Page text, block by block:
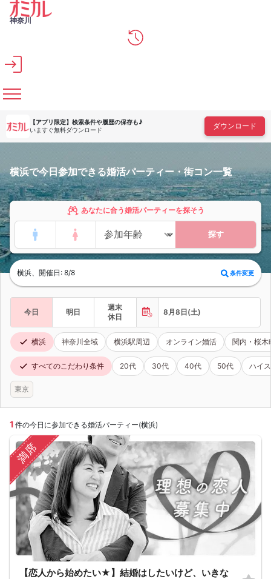
メインコンテンツへスキップ
神奈川
【アプリ限定】 検索条件や履歴の保存も♪
いますぐ無料ダウンロード
ダウンロード
横浜で今日参加できる婚活パーティー・街コン一覧
あなたに合う婚活パーティーを探そう
探す
横浜、開催日: 8/8 条件変更
今日 明日
週末
休日
8月8日(土)
横浜 神奈川全域 横浜駅周辺 オンライン婚活 関内・桜木
すべてのこだわり条件 20代 30代 40代 50代 ハイ
東京
1 件の今日に参加できる婚活パーティー(横浜)
満席
【恋人から始めたい★】結婚はしたいけど、いきな